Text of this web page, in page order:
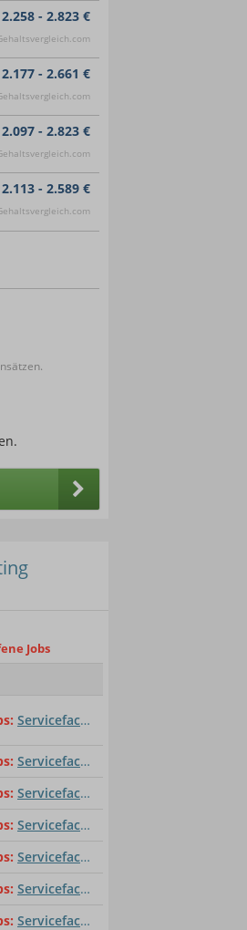
2.258 - 2.823 €
2.177 - 2.661 €
2.097 - 2.823 €
2.113 - 2.589 €
Jobs
Servicefachkraft für Dialogmarketing
Servicefachkraft für Dialogmarketing
Servicefachkraft für Dialogmarketing
Servicefachkraft für Dialogmarketing
Servicefachkraft für Dialogmarketing
Servicefachkraft für Dialogmarketing
Servicefachkraft für Dialogmarketing